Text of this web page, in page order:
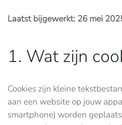
Laatst bijgewerkt: 26 mei
1. Wat zijn
Cookies zijn kleine
aan een website op jouw
smartphone) worden